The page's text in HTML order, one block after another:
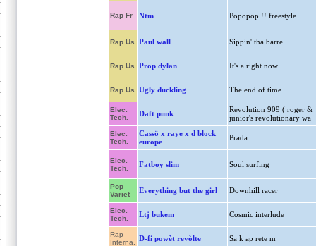
Rap Fr Ntm Popopop !! freestyle
Rap Us Paul wall Sippin' tha barre
Rap Us Prop dylan It's alright now
Rap Us Ugly duckling The end of time
Elec.
Tech.
Daft punk
Revolution 909 ( roger &
junior's revolutionary wa
Elec.
Tech.
Cassö x raye x d block
europe
Prada
Elec.
Tech.
Fatboy slim Soul surfing
Pop
Variet
Everything but the girl Downhill racer
Elec.
Tech.
Ltj bukem Cosmic interlude
Rap
Interna.
D-fi powèt revòlte Sa k ap rete m